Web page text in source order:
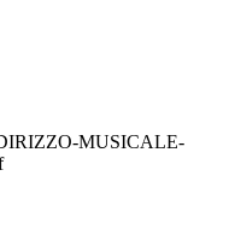
MUSICALE-